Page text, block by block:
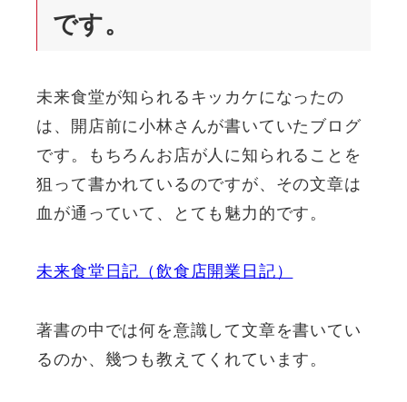
です。
未来食堂が知られるキッカケになったの
は、開店前に小林さんが書いていたブログ
です。もちろんお店が人に知られることを
狙って書かれているのですが、その文章は
血が通っていて、とても魅力的です。
未来食堂日記（飲食店開業日記）
著書の中では何を意識して文章を書いてい
るのか、幾つも教えてくれています。